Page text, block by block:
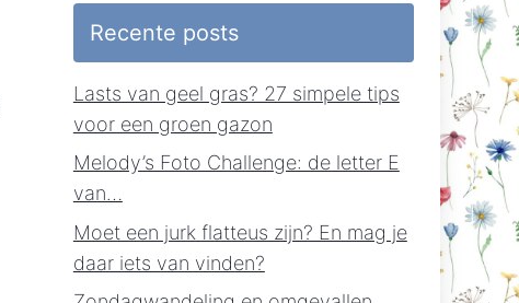
Recente posts
Lasts van geel gras? 27 simpele tips
voor een groen gazon
Melody’s Foto Challenge: de letter E
van…
Moet een jurk flatteus zijn? En mag je
daar iets van vinden?